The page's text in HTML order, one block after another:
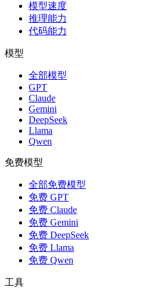
模型速度
推理能力
代码能力
模型
全部模型
GPT
Claude
Gemini
DeepSeek
Llama
Qwen
免费模型
全部免费模型
免费 GPT
免费 Claude
免费 Gemini
免费 DeepSeek
免费 Llama
免费 Qwen
工具